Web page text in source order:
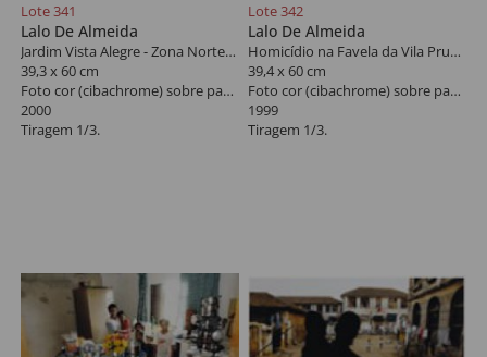
Lote 341
Lalo De Almeida
Jardim Vista Alegre - Zona Norte, São Paulo
39,3 x 60 cm
Foto cor (cibachrome) sobre papel
2000
Tiragem 1/3.
Lote 342
Lalo De Almeida
Homicídio na Favela da Vila Prudente, São Paulo
39,4 x 60 cm
Foto cor (cibachrome) sobre papel
1999
Tiragem 1/3.